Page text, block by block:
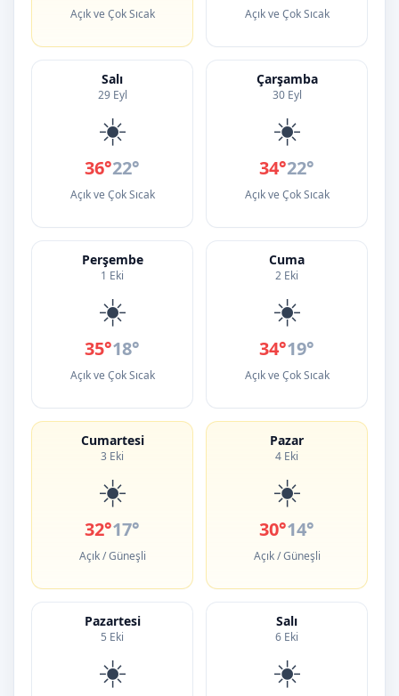
Açık ve Çok Sıcak Açık ve Çok Sıcak
Salı
29 Eyl
☀️
36°22°
Açık ve Çok Sıcak
Çarşamba
30 Eyl
☀️
34°22°
Açık ve Çok Sıcak
Perşembe
1 Eki
☀️
35°18°
Açık ve Çok Sıcak
Cuma
2 Eki
☀️
34°19°
Açık ve Çok Sıcak
Cumartesi
3 Eki
☀️
32°17°
Açık / Güneşli
Pazar
4 Eki
☀️
30°14°
Açık / Güneşli
Pazartesi
5 Eki
☀️
Salı
6 Eki
☀️